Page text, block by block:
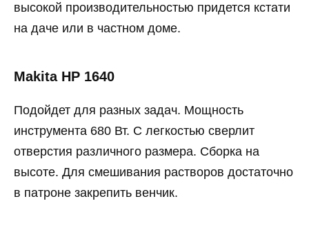
высокой производительностью придется кстати
на даче или в частном доме.
Makita HP 1640
Подойдет для разных задач. Мощность
инструмента 680 Вт. С легкостью сверлит
отверстия различного размера. Сборка на
высоте. Для смешивания растворов достаточно
в патроне закрепить венчик.